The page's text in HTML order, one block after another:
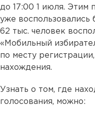
до 17:00 1 июля. Этим
уже воспользовались
62 тыс. человек
«Мобильный
по месту
нахождения.
Узнать о том, где
голосования, можно: